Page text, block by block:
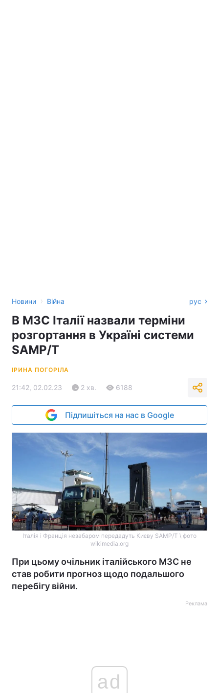
Новини › Війна рус
В МЗС Італії назвали терміни
розгортання в Україні системи
SAMP/T
ІРИНА ПОГОРІЛА
21:42, 02.02.23 2 хв. 6188
Підпишіться на нас в Google
Італія і Франція незабаром передадуть Києву SAMP/T \ фото
wikimedia.org
При цьому очільник італійського МЗС не
став робити прогноз щодо подальшого
перебігу війни.
Реклама
ad